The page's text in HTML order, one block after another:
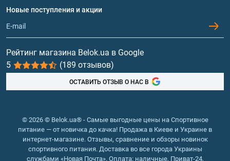
Обмен и возврат
Протеин
Гейнеры
Витамины и минералы
Рыбий жир, жирные кислоты
Новые поступления и акции
Рейтинг магазина Belok.ua в Google
5
(189 отзывов)
ОСТАВИТЬ ОТЗЫВ О НАС В
© 2026 © Belok.ua® - Самые выгодные цены на Спортивное
питание — от новичка до качка! Продажа в Киеве и Украине в
интернет-магазине. Отзывы, сравнение и обзоры новинок
спортивного питания. Доставка во все города Украины
службами «Новая Почта». Оплата: наличные, Приват-24,